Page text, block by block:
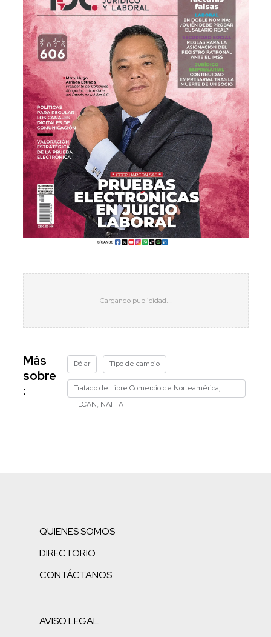
Más
sobre
:
Dólar Tipo de cambio
Tratado de Libre Comercio de Norteamérica,
TLCAN, NAFTA
QUIENES SOMOS
DIRECTORIO
CONTÁCTANOS
AVISO LEGAL